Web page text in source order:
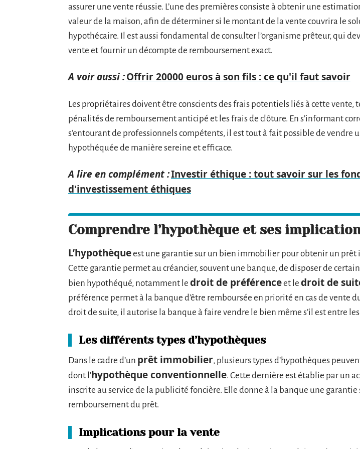
assurer une vente réussie. L’une des premières consiste à obtenir une
valeur de la maison, afin de déterminer si le montant de la vente couvrira le
hypothécaire. Il est aussi fondamental de consulter l’organisme prêteur, qui
vente et fournir un décompte de remboursement exact.
A voir aussi :Offrir 20000 euros à son fils : ce qu'il faut savoir
Les propriétaires doivent être conscients des frais potentiels liés à cette vente,
pénalités de remboursement anticipé et les frais de clôture. En s’informant
s’entourant de professionnels compétents, il est tout à fait possible de vendre
hypothéquée de manière sereine et efficace.
A lire en complément :Investir éthique : tout savoir sur les
d'investissement éthiques
Comprendre l’hypothèque et ses
L’hypothèqueest une garantie sur un bien immobilier pour obtenir un prêt
Cette garantie permet au créancier, souvent une banque, de disposer de
bien hypothéqué, notamment le droit de préférenceet le droit de
préférence permet à la banque d’être remboursée en priorité en cas de vente
droit de suite, il autorise la banque à faire vendre le bien même s’il est entre
Les différents types d’hypothèques
Dans le cadre d’un prêt immobilier, plusieurs types d’hypothèques
dont l’hypothèque conventionnelle. Cette dernière est établie par un
inscrite au service de la publicité foncière. Elle donne à la banque une garantie
remboursement du prêt.
Implications pour la vente